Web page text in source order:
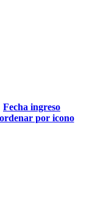
Fecha ingreso